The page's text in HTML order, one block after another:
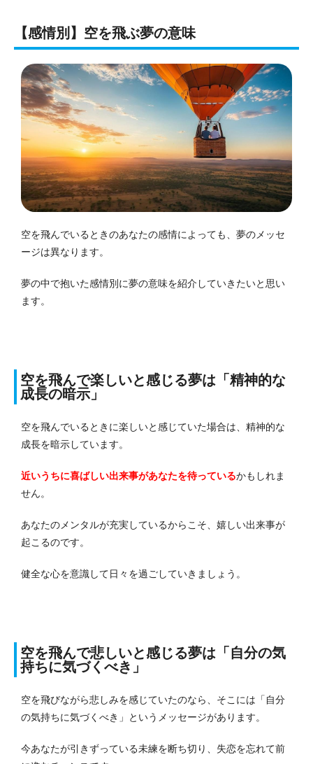
【感情別】空を飛ぶ夢の意味
空を飛んでいるときのあなたの感情によっても、夢のメッセ
ージは異なります。
夢の中で抱いた感情別に夢の意味を紹介していきたいと思い
ます。
空を飛んで楽しいと感じる夢は「精神的な
成長の暗示」
空を飛んでいるときに楽しいと感じていた場合は、精神的な
成長を暗示しています。
近いうちに喜ばしい出来事があなたを待っているかもしれま
せん。
あなたのメンタルが充実しているからこそ、嬉しい出来事が
起こるのです。
健全な心を意識して日々を過ごしていきましょう。
空を飛んで悲しいと感じる夢は「自分の気
持ちに気づくべき」
空を飛びながら悲しみを感じていたのなら、そこには「自分
の気持ちに気づくべき」というメッセージがあります。
今あなたが引きずっている未練を断ち切り、失恋を忘れて前